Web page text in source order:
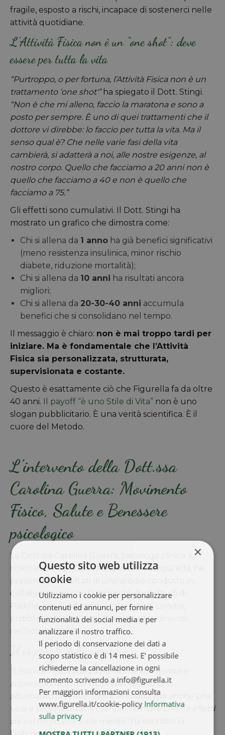
fragile, esposto a rischi, incapace di sostenerci nelle
attività quotidiane.
L’Attività Fisica non è un “one shot”: deve
essere per tutta la vita
“Purtroppo, o per fortuna, l’Attività Fisica non è un
trattamento ‘one shot'”ha spiegato il Dott. Stingi.
“Non è che mi alleno, faccio la maratona e sono a
posto per sempre. È uno di quei trattamenti che il
dottore vi direbbe: lo faccio per tutta la vita. Ma il
senso qual è? Che nelle varie fasi della vita
cambierà, si adatterà a noi, alle nostre esigenze, al
nostro corpo. Quello che facciamo a 20 anni non è
quello che facciamo a 40 e non è quello che
facciamo a 75.”
Gli effetti sono cumulativi. Il Dott. Stingi ha
mostrato un grafico che dimostra come:
Chi si allena da 1 anno ha già benefici significativi
(meno resistenza insulinica, minor rischio
diabete, riduzione mortalità);
Chi si allena da 10 anni ha risultati ancora
migliori;
Chi si allena da 20-30-40 anni accumula
benefici che si consolidano nel tempo.
Il messaggio è chiaro: non è mai troppo tardi per
iniziare. Ma è fondamentale che l’Attività
Fisica sia personalizzata, strutturata,
supervisionata e costante.
Questo è esattamente ciò che Figurella fa da oltre
40 anni. Il payoff “è uno Stile di Vita” non è uno
slogan pubblicitario. È una verità scientifica. È il
cuore del Metodo.
L’intervento della Dott.ssa
Carolina Guerra: Movimento
Fisico, Salute e Benessere
psicologico
La Dott.ssa Carolina Guerra, psicologa clinica e
ricercatrice del Comitato Scientifico Figurella, ha
presentato i risultati di uno studio condotto in
collaborazione con l’Università degli Studi di
Padova e la Goldsmiths University di Londra,
pubblicato sulla rivistaScienza e Movimento
nell’ottobre 2024.
Il razionale della ricerca
“L’Attività Fisica adeguatamente strutturata e
supervisionata non rappresenta solo uno
strumento di Prevenzione Primaria, ma anche una
vera e propria terapia complementare che ha effetti
sia sul corpo che sulla mente”
×
Questo sito web utilizza
cookie
Utilizziamo i cookie per personalizzare
contenuti ed annunci, per fornire
funzionalità dei social media e per
analizzare il nostro traffico.
Il periodo di conservazione dei dati a
scopo statistico è di 14 mesi. E' possibile
richiederne la cancellazione in ogni
momento scrivendo a info@figurella.it
Per maggiori informazioni consulta
www.figurella.it/cookie-policy Informativa
sulla privacy